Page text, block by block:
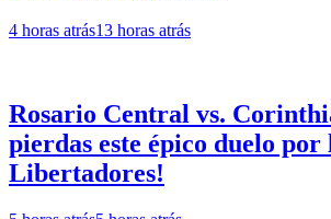
4 horas atrás13 horas atrás
Rosario Central vs.
pierdas este épico duelo por
Libertadores!